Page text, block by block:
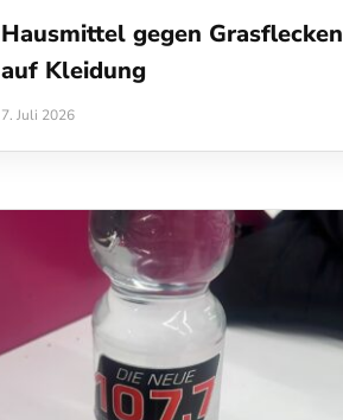
Hausmittel gegen Grasflecken
auf Kleidung
7. Juli 2026